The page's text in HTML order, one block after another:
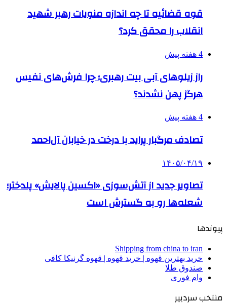
قوه قضائیه تا چه اندازه منویات رهبر شهید
انقلاب را محقق کرد؟
4 هفته پیش
راز زیلوهای آبی بیت رهبری؛ چرا فرش‌های نفیس
هرگز پهن نشدند؟
4 هفته پیش
تصادف مرگبار پراید با درخت در خیابان آل‌احمد
۱۴۰۵/۰۴/۱۹
تصاویر جدید از آتش‌سوزی «اکسین پالایش» پلدختر؛
شعله‌ها رو به گسترش است
پیوندها
Shipping from china to iran
خرید بهترین قهوه | خرید قهوه | قهوه گرنیکا کافی
صندوق طلا
وام فوری
منتخب سردبیر